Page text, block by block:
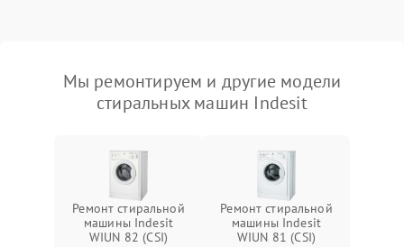
Мы ремонтируем и другие модели
стиральных машин Indesit
Ремонт стиральной
машины Indesit
WIUN 82 (CSI)
Ремонт стиральной
машины Indesit
WIUN 81 (CSI)